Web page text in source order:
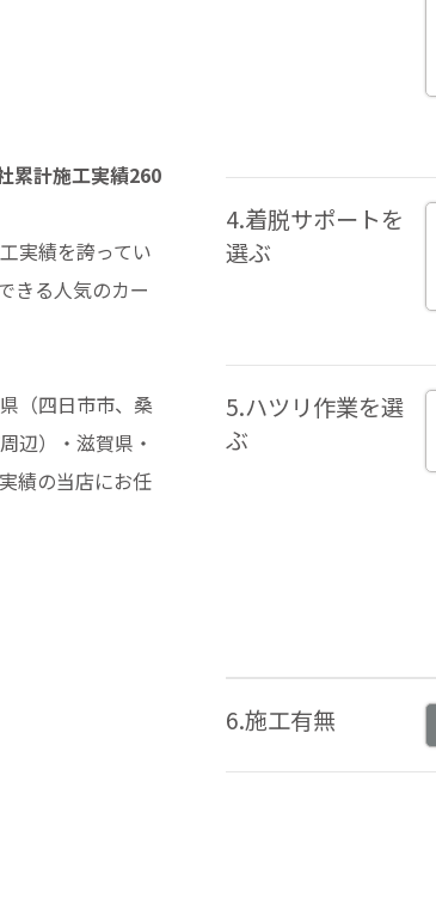
累計施工実績260
実績を誇ってい
きる人気のカー
（四日市市、桑
辺）・滋賀県・
績の当店にお任
4.着脱サポートを
選ぶ
5.ハツリ作業を選
ぶ
6.施工有無